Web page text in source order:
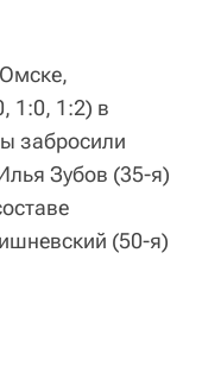
1:0, 1:2) в
забросили
Зубов (35-я)
(50-я)